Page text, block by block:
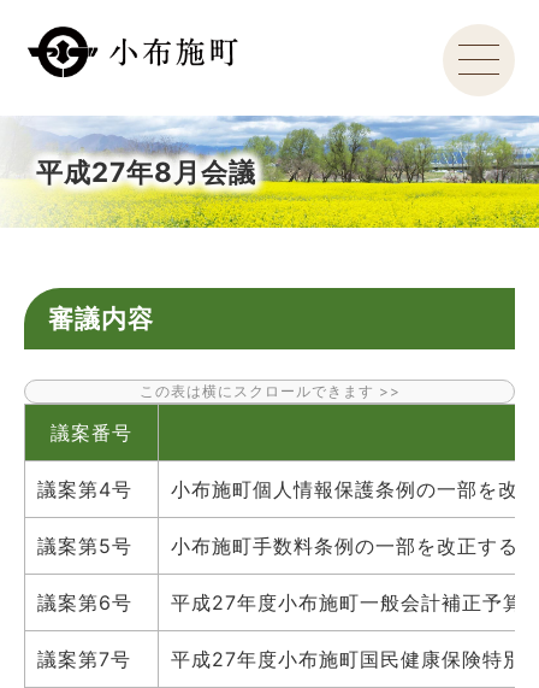
平成27年8月会議
審議内容
議案番号
議案第4号 小布施町個人情報保護条例の一部を改
議案第5号 小布施町手数料条例の一部を改正する
議案第6号 平成27年度小布施町一般会計補正予算
議案第7号 平成27年度小布施町国民健康保険特別